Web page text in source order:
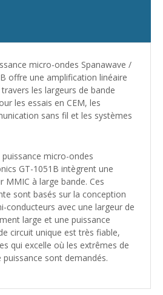
micro-ondes Spanawave /
offre une amplification linéaire
les largeurs de bande
les essais en CEM, les
sans fil et les systèmes
micro-ondes
GT-1051B intègrent une
MMIC à large bande. Ces
sont basés sur la conception
conducteurs avec une largeur de
large et une puissance
circuit unique est très fiable,
qui excelle où les extrêmes de
sont demandés.